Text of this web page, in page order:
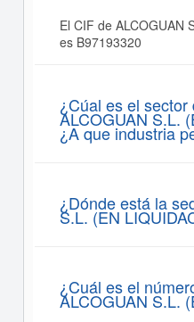
El CIF de ALCOGUAN
es B97193320
¿Cúal es el
ALCOGUAN S.L.
¿A que industria
¿Dónde está la
S.L. (EN
¿Cuál es el
ALCOGUAN S.L.